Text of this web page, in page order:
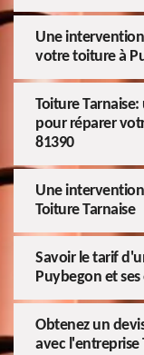
Une
votre toiture à
Toiture
pour réparer
81390
Une
Toiture Tarnaise
Savoir le tarif
Puybegon et
Obtenez un
avec l'entreprise